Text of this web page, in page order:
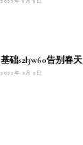
2023年 5月 5日
基础s2l3w60告别春天
2022年 9月 2日